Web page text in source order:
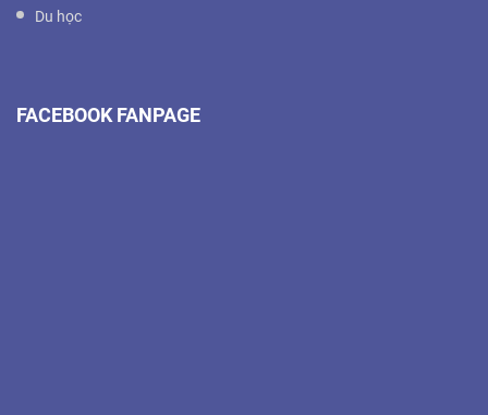
Du học
FACEBOOK FANPAGE